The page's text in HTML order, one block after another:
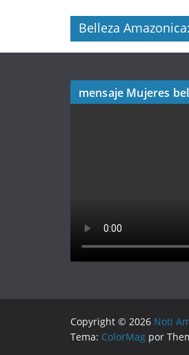
Belleza
mensaje Mujeres
Copyright © 2026 Noti
Tema: ColorMag por